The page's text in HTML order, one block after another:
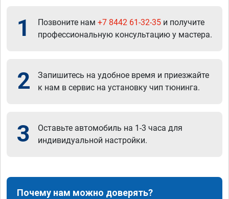
1 Позвоните нам +7 8442 61-32-35 и получите
профессиональную консультацию у мастера.
2
Запишитесь на удобное время и приезжайте
к нам в сервис на установку чип тюнинга.
3
Оставьте автомобиль на 1-3 часа для
индивидуальной настройки.
Почему нам можно доверять?